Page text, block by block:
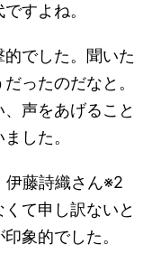
すよね。
的でした。聞いた
ったのだなと。
声をあげること
した。
伊藤詩織さん※2
て申し訳ないと
象的でした。